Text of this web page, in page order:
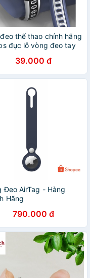
thể thao chính hãng
đục lỗ vòng đeo tay
Mi band 3 / 4 )
39.000 đ
Đeo AirTag - Hàng
Hãng
790.000 đ